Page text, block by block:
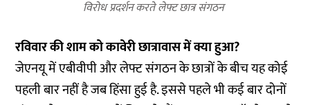
विरोध प्रदर्शन करते लेफ्ट छात्र संगठन
रविवार की शाम को कावेरी छात्रावास में क्या हुआ?
जेएनयू में एबीवीपी और लेफ्ट संगठन के छात्रों के बीच यह कोई
पहली बार नहीं है जब हिंसा हुई है. इससे पहले भी कई बार दोनों